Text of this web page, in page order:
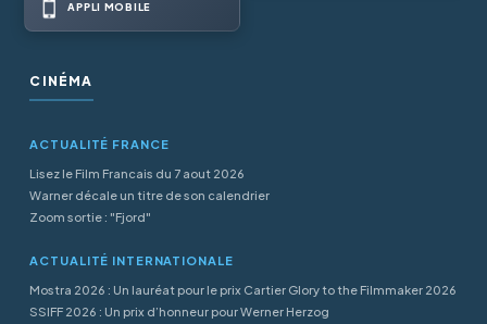
APPLI MOBILE
CINÉMA
ACTUALITÉ FRANCE
Lisez le Film Francais du 7 aout 2026
Warner décale un titre de son calendrier
Zoom sortie : "Fjord"
ACTUALITÉ INTERNATIONALE
Mostra 2026 : Un lauréat pour le prix Cartier Glory to the Filmmaker 2026
SSIFF 2026 : Un prix d’honneur pour Werner Herzog